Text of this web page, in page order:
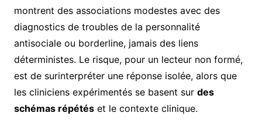
montrent des associations modestes avec des
diagnostics de troubles de la personnalité
antisociale ou borderline, jamais des liens
déterministes. Le risque, pour un lecteur non formé,
est de surinterpréter une réponse isolée, alors que
les cliniciens expérimentés se basent sur des
schémas répétéset le contexte clinique.